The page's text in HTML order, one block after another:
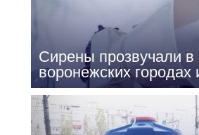
Сирены прозвучали в
воронежских городах